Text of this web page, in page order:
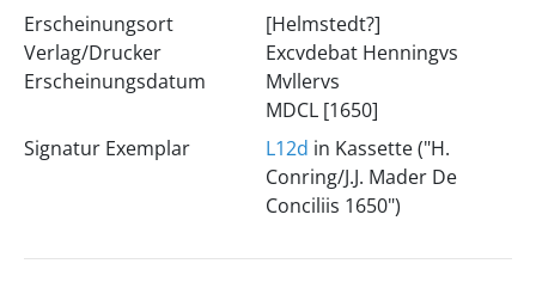
Erscheinungsort
Verlag/Drucker
Erscheinungsdatum
[Helmstedt?]
Excvdebat Henningvs
Mvllervs
MDCL [1650]
Signatur Exemplar
L12d in Kassette ("H.
Conring/J.J. Mader De
Conciliis 1650")